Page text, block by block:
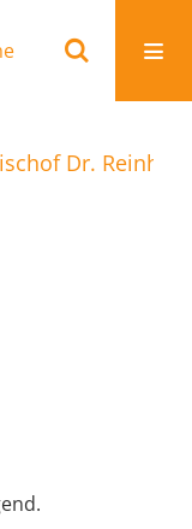
Dr.